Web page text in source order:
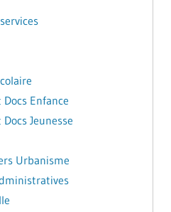
Enfance
Jeunesse
Urbanisme